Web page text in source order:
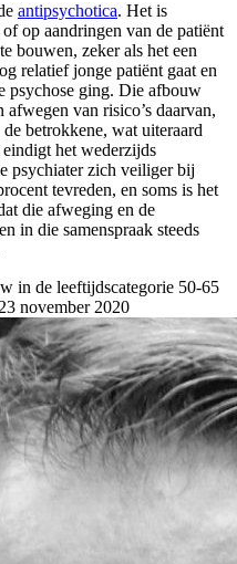
antipsychotica. Het is
op aandringen van de patiënt
bouwen, zeker als het een
relatief jonge patiënt gaat en
psychose ging. Die afbouw
afwegen van risico’s daarvan,
betrokkene, wat uiteraard
het wederzijds
psychiater zich veiliger bij
tevreden, en soms is het
die afweging en de
in die samenspraak steeds
in de leeftijdscategorie 50-65
november 2020